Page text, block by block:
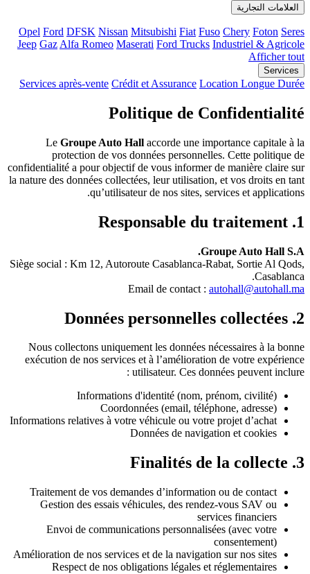
العلامات التجارية
Opel Ford DFSK Nissan Mitsubishi Fiat Fuso Chery Foton Seres
Jeep Gaz Alfa Romeo Maserati Ford Trucks Industriel & Agricole
Afficher tout
Services
Services après-vente Crédit et Assurance Location Longue Durée
Politique de Confidentialité
Le Groupe Auto Hall accorde une importance capitale à la
protection de vos données personnelles. Cette politique de
confidentialité a pour objectif de vous informer de manière claire sur
la nature des données collectées, leur utilisation, et vos droits en tant
qu’utilisateur de nos sites, services et applications.
1. Responsable du traitement
Groupe Auto Hall S.A.
Siège social : Km 12, Autoroute Casablanca-Rabat, Sortie Al Qods,
Casablanca.
Email de contact : autohall@autohall.ma
2. Données personnelles collectées
Nous collectons uniquement les données nécessaires à la bonne
exécution de nos services et à l’amélioration de votre expérience
utilisateur. Ces données peuvent inclure :
Informations d'identité (nom, prénom, civilité)
Coordonnées (email, téléphone, adresse)
Informations relatives à votre véhicule ou votre projet d’achat
Données de navigation et cookies
3. Finalités de la collecte
Traitement de vos demandes d’information ou de contact
Gestion des essais véhicules, des rendez-vous SAV ou
services financiers
Envoi de communications personnalisées (avec votre
consentement)
Amélioration de nos services et de la navigation sur nos sites
Respect de nos obligations légales et réglementaires